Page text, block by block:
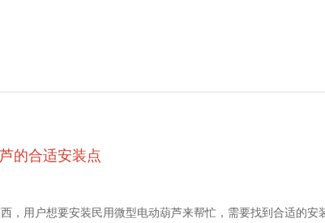
的合适安装点
，用户想要安装民用微型电动葫芦来帮忙，需要找到合适的安